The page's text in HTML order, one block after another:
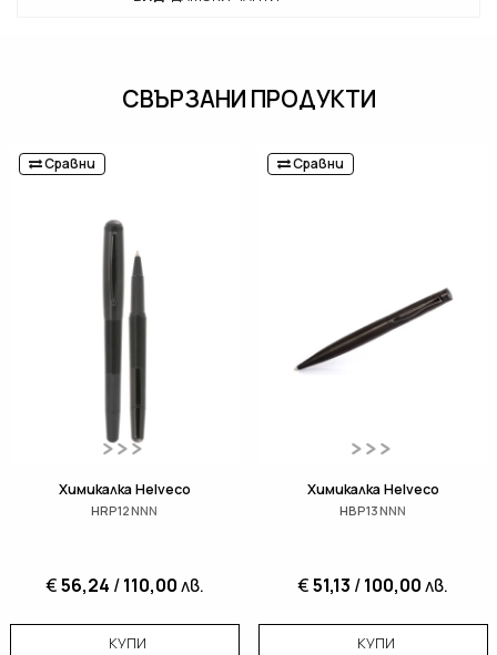
СВЪРЗАНИ ПРОДУКТИ
Сравни
Химикалка Helveco
HRP12NNN
€56,24 /110,00лв.
КУПИ
Сравни
Химикалка Helveco
HBP13NNN
€51,13 /100,00лв.
КУПИ